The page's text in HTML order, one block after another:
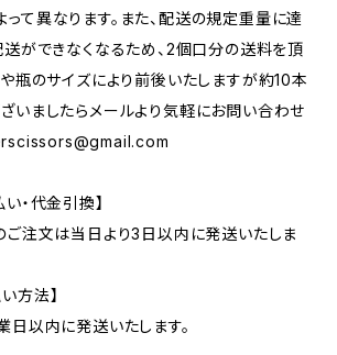
て異なります。また、配送の規定重量に達
送ができなくなるため、2個口分の送料を頂
や瓶のサイズにより前後いたしますが約10本
いましたらメールより気軽にお問い合わせ
・代金引換】
ご注文は当日より3日以内に発送いたしま
方法】
日以内に発送いたします。